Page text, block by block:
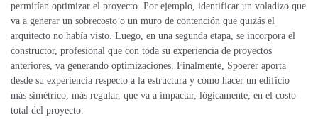
permitían optimizar el proyecto. Por ejemplo, identificar un voladizo que
va a generar un sobrecosto o un muro de contención que quizás el
arquitecto no había visto. Luego, en una segunda etapa, se incorpora el
constructor, profesional que con toda su experiencia de proyectos
anteriores, va generando optimizaciones. Finalmente, Spoerer aporta
desde su experiencia respecto a la estructura y cómo hacer un edificio
más simétrico, más regular, que va a impactar, lógicamente, en el costo
total del proyecto.